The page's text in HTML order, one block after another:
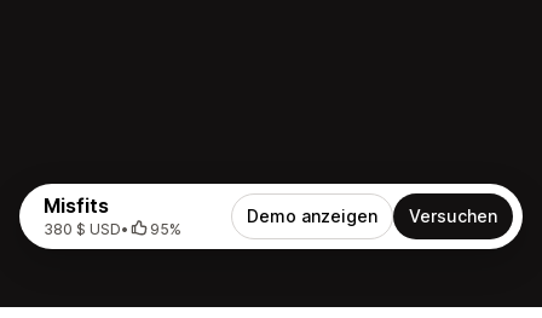
Misfits
380 $ USD• 95%
Demo anzeigen Versuchen